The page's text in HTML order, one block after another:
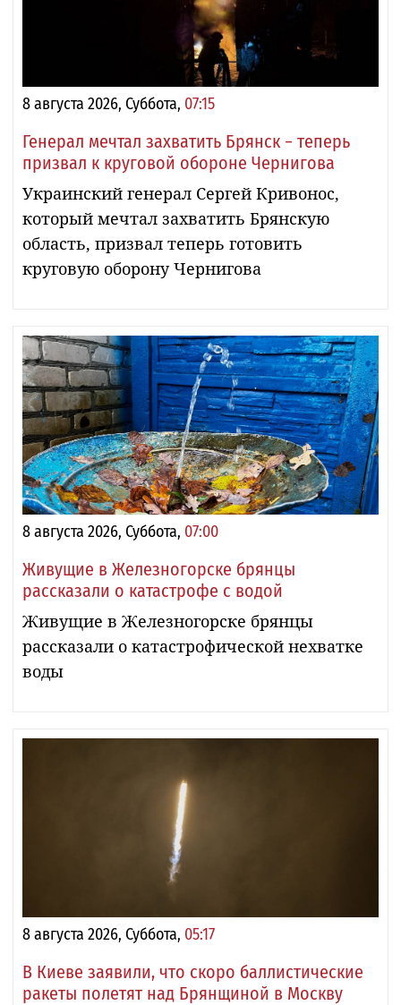
8 августа 2026, Суббота, 07:15
Генерал мечтал захватить Брянск − теперь
призвал к круговой обороне Чернигова
Украинский генерал Сергей Кривонос,
который мечтал захватить Брянскую
область, призвал теперь готовить
круговую оборону Чернигова
8 августа 2026, Суббота, 07:00
Живущие в Железногорске брянцы
рассказали о катастрофе с водой
Живущие в Железногорске брянцы
рассказали о катастрофической нехватке
воды
8 августа 2026, Суббота, 05:17
В Киеве заявили, что скоро баллистические
ракеты полетят над Брянщиной в Москву